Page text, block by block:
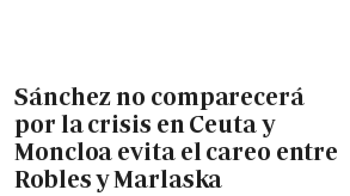
Sánchez no comparecerá
por la crisis en Ceuta y
Moncloa evita el careo entre
Robles y Marlaska